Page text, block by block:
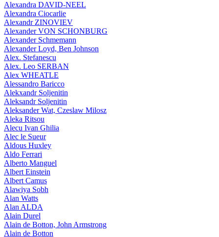
Alexandra DAVID-NEEL
Alexandra Ciocarlie
Alexandr ZINOVIEV
Alexander VON SCHONBURG
Alexander Schmemann
Alexander Loyd, Ben Johnson
Alex. Stefanescu
Alex. Leo SERBAN
Alex WHEATLE
Alessandro Baricco
Alekxandr Soljenitin
Aleksandr Soljenitin
Aleksander Wat, Czeslaw Milosz
Aleka Ritsou
Alecu Ivan Ghilia
Alec le Sueur
Aldous Huxley
Aldo Ferrari
Alberto Manguel
Albert Einstein
Albert Camus
Alawiya Sobh
Alan Watts
Alan ALDA
Alain Durel
Alain de Botton, John Armstrong
Alain de Botton